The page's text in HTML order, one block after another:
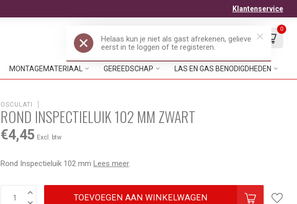
Klantenservice
EUR Mijn account Verlanglijst
0
MONTAGEMATERIAAL GEREEDSCHAP LAS EN GAS BENODIGDHEDEN
OSCULATI
ROND INSPECTIELUIK 102 MM ZWART
€4,45 Excl. btw
Rond Inspectieluik 102 mmLees meer.
TOEVOEGEN AAN WINKELWAGEN